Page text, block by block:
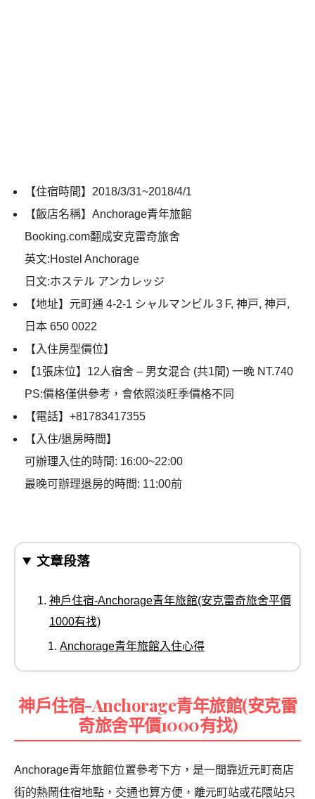
【住宿時間】2018/3/31~2018/4/1
【飯店名稱】Anchorage青年旅館
Booking.com翻成安克雷奇旅舍
英文:Hostel Anchorage
日文:ホステル アンカレッジ
【地址】元町通 4-2-1 シャルマンビル３F, 神戸, 神戸,
日本 650 0022
【入住房型價位】
【1張床位】12人宿舍 – 男女混合 (共1間) 一晚 NT.740
PS:價格僅供參考，會依照淡旺季價格不同
【電話】+81783417355
【入住/退房時間】
可辦理入住的時間: 16:00~22:00
最晚可辦理退房的時間: 11:00前
文章段落
神戶住宿-Anchorage青年旅館(安克雷奇旅舍平價
1000有找)
Anchorage青年旅館入住心得
神戶住宿-Anchorage青年旅館(安克雷
奇旅舍平價1000有找)
Anchorage青年旅館位置參考下方，是一間靠近元町商店
街的熱鬧住宿地點，交通也算方便，離元町站或花隈站只